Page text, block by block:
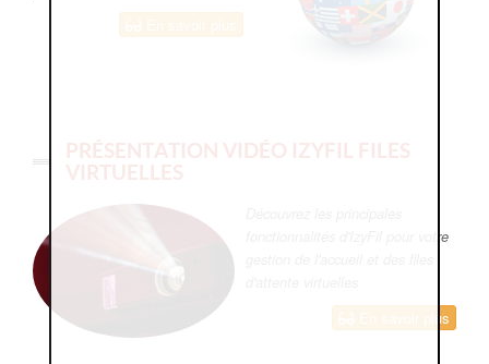
PRÉSENTATION VIDÉO IZYFIL FILES
VIRTUELLES
fonctionnalités d'IzyFil pour votre
En savoir plus